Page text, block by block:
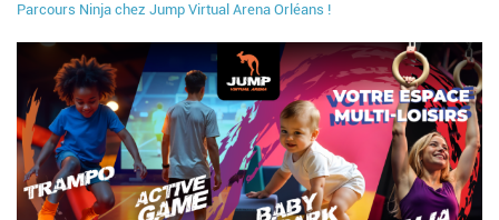
Parcours Ninja chez Jump Virtual Arena Orléans !